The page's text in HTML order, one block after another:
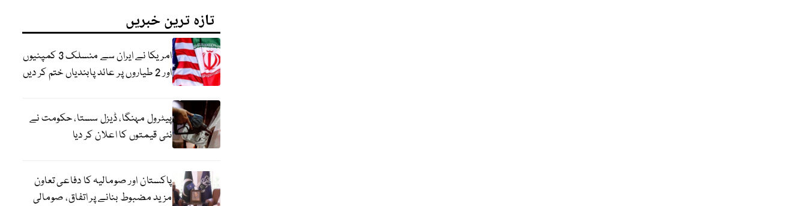
تازہ ترین خبریں
امریکا نے ایران سے منسلک 3 کمپنیوں
اور 2 طیاروں پر عائد پابندیاں ختم کر دیں
پیٹرول مہنگا، ڈیزل سستا، حکومت نے
نئی قیمتوں کا اعلان کر دیا
پاکستان اور صومالیہ کا دفاعی تعاون
مزید مضبوط بنانے پر اتفاق، صومالی